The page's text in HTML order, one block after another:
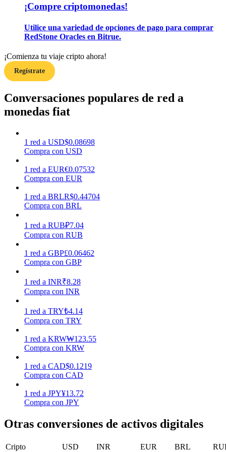
Gana recompensas competitivas diariamente
Staking
Launchpool
Participación flexible para ganar tokens populares
¡Compre criptomonedas!
Utilice una variedad de opciones de pago para comprar
RedStone Oracles en Bitrue.
¡Comienza tu viaje cripto ahora!
Regístrate
Conversaciones populares de red a
monedas fiat
1 red a USD$0.08698
Compra con USD
1 red a EUR€0.07532
Compra con EUR
1 red a BRLR$0.44704
Compra con BRL
1 red a RUB₽7.04
Compra con RUB
1 red a GBP£0.06462
Compra con GBP
1 red a INR₹8.28
Compra con INR
1 red a TRY₺4.14
Compra con TRY
1 red a KRW₩123.55
Compra con KRW
1 red a CAD$0.1219
Compra con CAD
1 red a JPY¥13.72
Compra con JPY
Otras conversiones de activos digitales
Cripto USD INR EUR BRL